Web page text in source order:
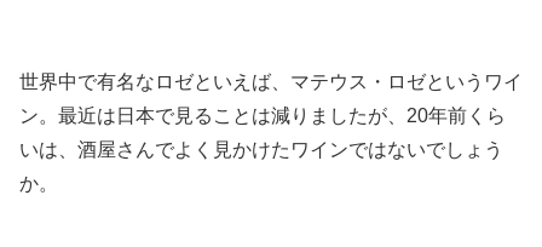
世界中で有名なロゼといえば、マテウス・ロゼというワイ
ン。最近は日本で見ることは減りましたが、20年前くら
いは、酒屋さんでよく見かけたワインではないでしょう
か。